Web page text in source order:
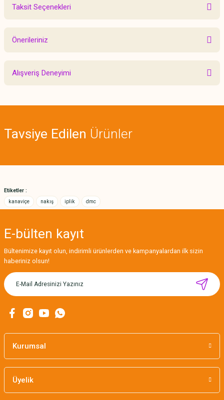
Taksit Seçenekleri
Önerileriniz
Bu ürünün fiyat bilgisi, resim, ürün açıklamalarında ve diğer konularda
yetersiz gördüğünüz noktaları öneri formunu kullanarak tarafımıza
Ürün açıklamasında eksik bilgiler bulunuyor.
Alışveriş Deneyimi
Tavsiye Edilen Ürünler
MIKNATISLI İĞNE TUTUCU-BAHAR
Etiketler :
kanaviçe
nakış iplik dmc
E-bülten kayıt
Bültenimize kayıt olun, indirimli ürünlerden ve kampanyalardan ilk sizin
haberiniz olsun!
Kurumsal
Üyelik